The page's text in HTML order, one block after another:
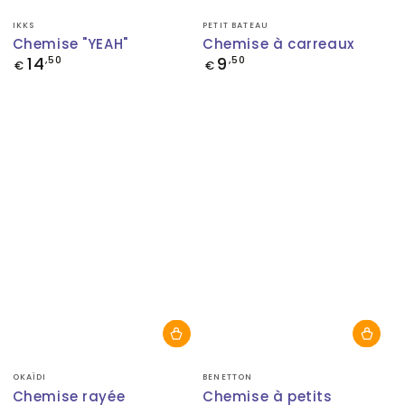
Fournisseur:
IKKS
Chemise "YEAH"
Prix
€ 14,50
Fournisseur:
PETIT BATEAU
Chemise à carreaux
Prix
€ 9 ,50
Fournisseur:
OKAÏDI
Chemise rayée
Fournisseur:
BENETTON
Chemise à petits